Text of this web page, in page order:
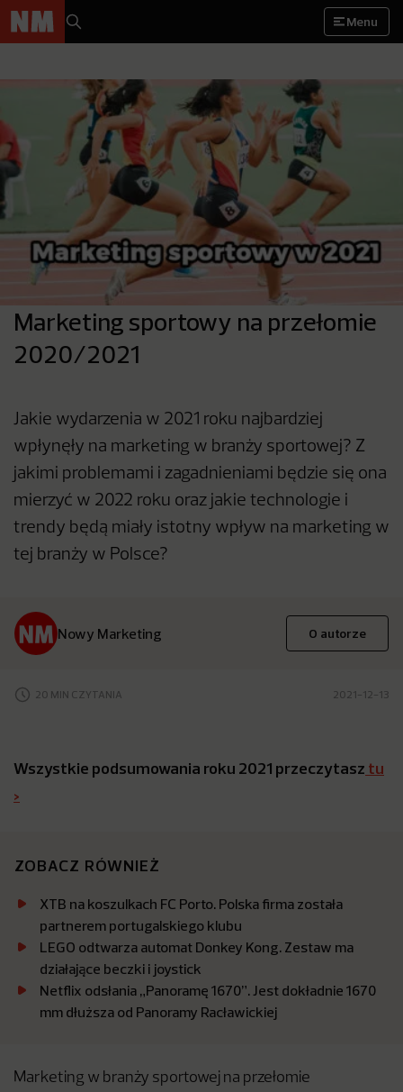
Menu
Marketing sportowy na przełomie
2020/2021
Jakie wydarzenia w 2021 roku najbardziej
wpłynęły na marketing w branży sportowej? Z
jakimi problemami i zagadnieniami będzie się ona
mierzyć w 2022 roku oraz jakie technologie i
trendy będą miały istotny wpływ na marketing w
tej branży w Polsce?
Nowy Marketing O autorze
20 MIN CZYTANIA 2021-12-13
Wszystkie podsumowania roku 2021 przeczytasz tu
>
ZOBACZ RÓWNIEŻ
XTB na koszulkach FC Porto. Polska firma została
partnerem portugalskiego klubu
LEGO odtwarza automat Donkey Kong. Zestaw ma
działające beczki i joystick
Netflix odsłania „Panoramę 1670”. Jest dokładnie 1670
mm dłuższa od Panoramy Racławickiej
Marketing w branży sportowej na przełomie